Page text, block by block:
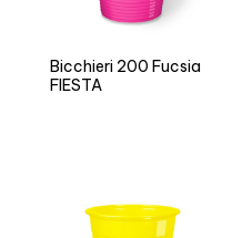
Bicchieri 200 Fucsia
FIESTA